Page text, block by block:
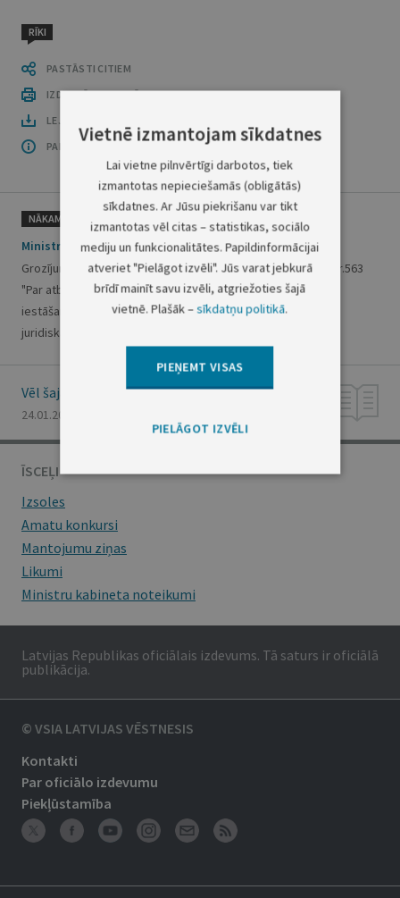
RĪKI
PASTĀSTI CITIEM
IZDRUKĀT PUBLIKĀCIJU
LEJUPLĀDĒT LAIDIENU (PDF)
PAR OFICIĀLO IZDEVUMU
NĀKAMAIS
Ministru kabineta rīkojums Nr.29
Grozījums Ministru kabineta 2002.gada 9.oktobra rīkojumā Nr.563
"Par atbildīgo amatpersonu norīkošanu Latvijas Republikas
iestāšanās Eiropas Savienībā līguma projekta izstrādei un
juridiskās starpnozaru darba grupas izveidošanu"
Vēl šajā numurā
24.01.2003., Nr. 13
ĪSCEĻI
Izsoles
Amatu konkursi
Mantojumu ziņas
Likumi
Ministru kabineta noteikumi
Latvijas Republikas oficiālais izdevums. Tā saturs ir oficiālā
publikācija.
© VSIA LATVIJAS VĒSTNESIS
Kontakti
Par oficiālo izdevumu
Piekļūstamība
Vietnē izmantojam sīkdatnes
Lai vietne pilnvērtīgi darbotos, tiek
izmantotas nepieciešamās (obligātās)
sīkdatnes. Ar Jūsu piekrišanu var tikt
izmantotas vēl citas – statistikas, sociālo
mediju un funkcionalitātes. Papildinformācijai
atveriet "Pielāgot izvēli". Jūs varat jebkurā
brīdī mainīt savu izvēli, atgriežoties šajā
vietnē. Plašāk –sīkdatņu politikā.
PIEŅEMT VISAS
PIELĀGOT IZVĒLI